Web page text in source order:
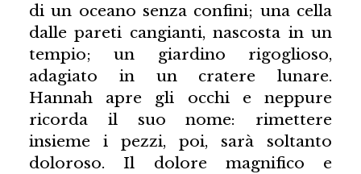
di un oceano senza confini; una cella
dalle pareti cangianti, nascosta in un
tempio; un giardino rigoglioso,
adagiato in un cratere lunare.
Hannah apre gli occhi e neppure
ricorda il suo nome: rimettere
insieme i pezzi, poi, sarà soltanto
doloroso. Il dolore magnifico e